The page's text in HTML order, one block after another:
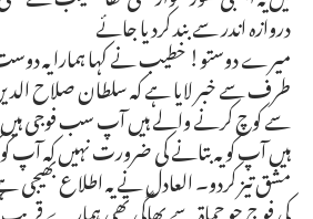
دروازہ اندر سے بند کردیا جائے
میرے دوستو! خطیب نے کہا ہمارا یہ
طرف سے خبر لایا ہے کہ سلطان صلاح
سے کوچ کرنے والے ہیں آپ سب فوجی
ہیں آپ کو یہ بتانے کی ضرورت نہیں کہ آپ
مشق تیز کردو۔ العادل نے یہ اطلاع بھیجی